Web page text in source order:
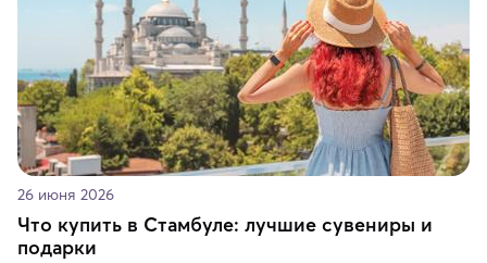
26 июня 2026
Что купить в Стамбуле: лучшие сувениры и
подарки